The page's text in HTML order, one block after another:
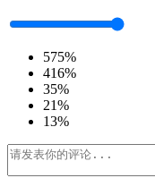
575%
416%
35%
21%
13%